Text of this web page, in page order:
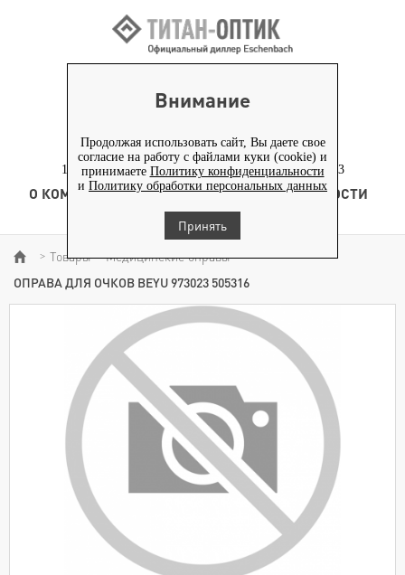
Внимание
Продолжая использовать сайт, Вы даете свое
согласие на работу с файлами куки (cookie) и
принимаете Политику конфиденциальности
и Политику обработки персональных данных
Принять
+7 (495) 653-82-70
117186, г. Москва, Севастопольский проспект, д. 23
О КОМПАНИИ ТОВАРЫ ТЕХНОЛОГИЯ
НОВОСТИ
КОНТЕНТ
> Товары > Медицинские оправы >
ОПРАВА ДЛЯ ОЧКОВ BEYU 973023 505316